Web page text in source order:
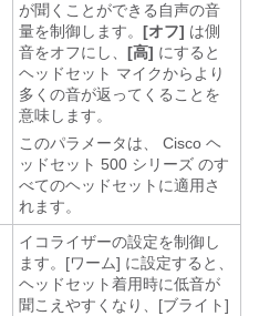
が聞くことができる自声の音
量を制御します。 [オフ] は側
音をオフにし、 [高] にすると
ヘッドセット マイクからより
多くの音が返ってくることを
意味します。
このパラメータは、
Cisco ヘ
ッドセット 500 シリーズ のす
べてのヘッドセットに適用さ
れます。
イコライザーの設定を制御し
ます。[ワーム] に設定すると、
ヘッドセット着用時に低音が
聞こえやすくなり、[ブライト]